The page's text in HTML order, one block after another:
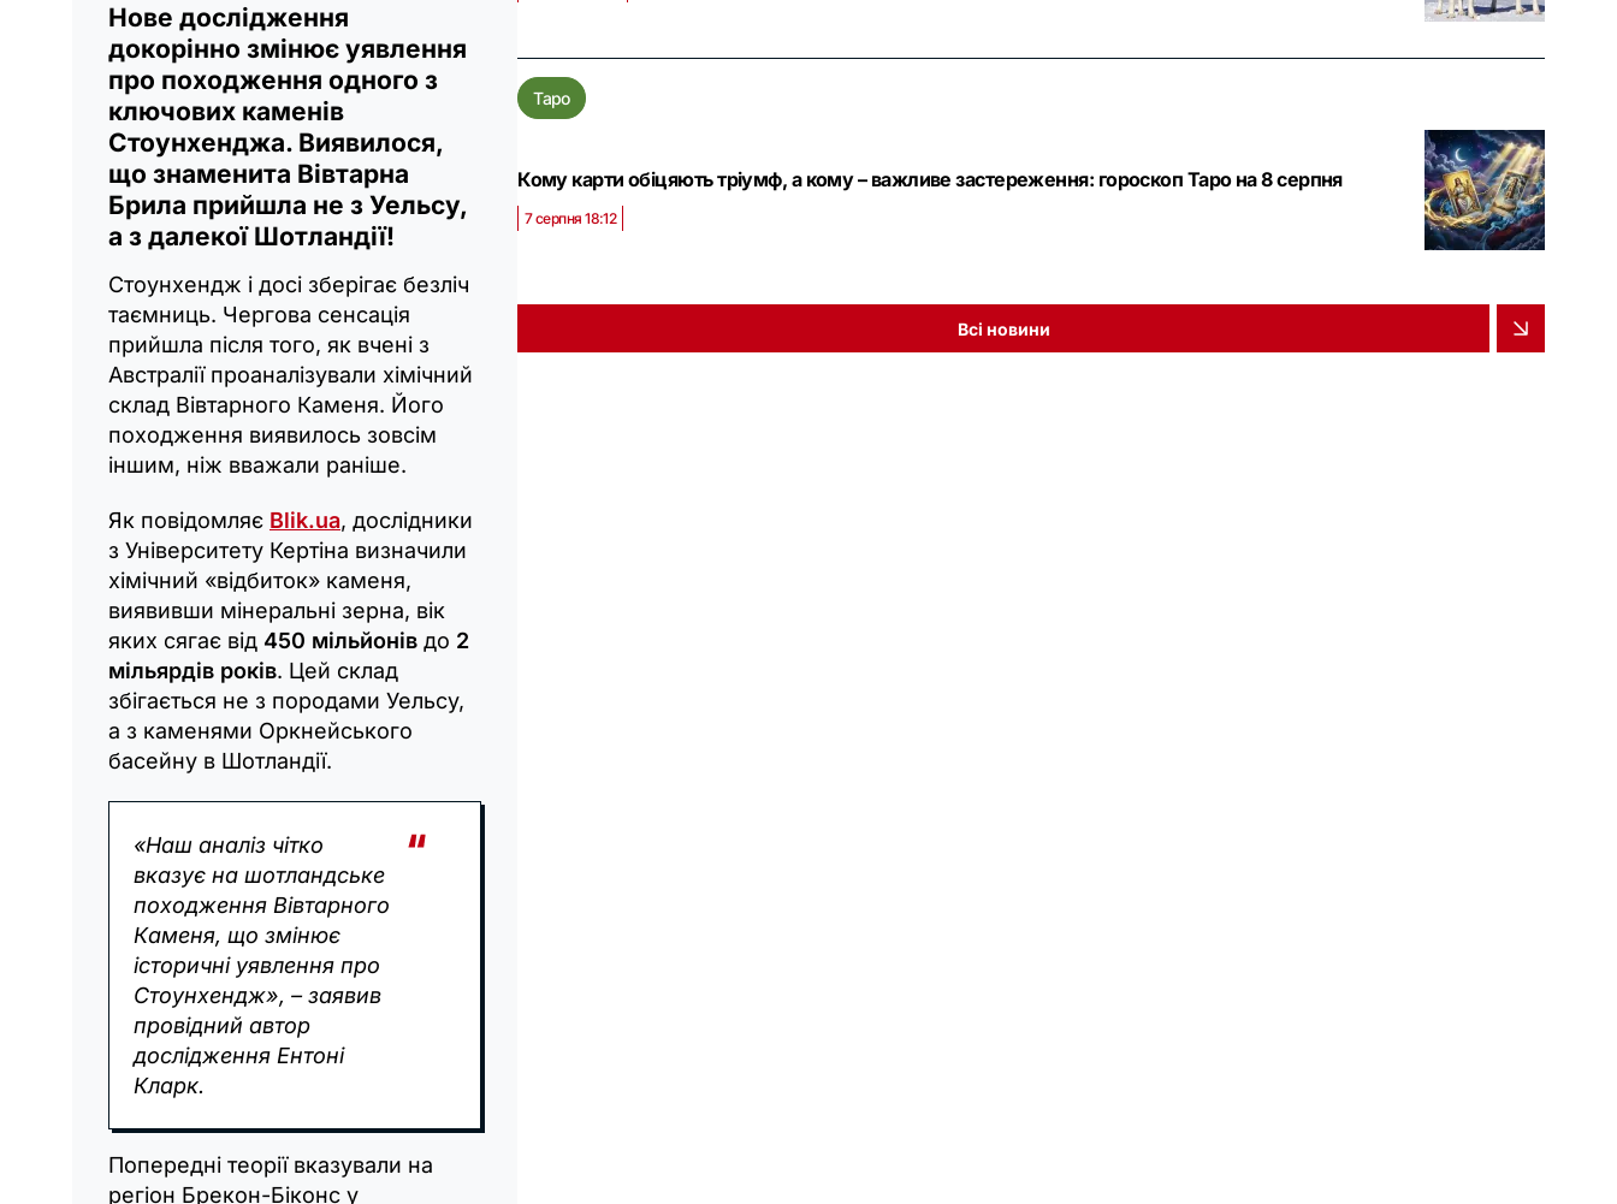
Нове дослідження
докорінно змінює уявлення
про походження одного з
ключових каменів
Стоунхенджа. Виявилося,
що знаменита Вівтарна
Брила прийшла не з Уельсу,
а з далекої Шотландії!
Стоунхендж і досі зберігає безліч
таємниць. Чергова сенсація
прийшла після того, як вчені з
Австралії проаналізували хімічний
склад Вівтарного Каменя. Його
походження виявилось зовсім
іншим, ніж вважали раніше.
Як повідомляє Blik.ua, дослідники
з Університету Кертіна визначили
хімічний «відбиток» каменя,
виявивши мінеральні зерна, вік
яких сягає від 450 мільйонів до 2
мільярдів років. Цей склад
збігається не з породами Уельсу,
а з каменями Оркнейського
басейну в Шотландії.
«Наш аналіз чітко
вказує на шотландське
походження Вівтарного
Каменя, що змінює
історичні уявлення про
Стоунхендж», – заявив
провідний автор
дослідження Ентоні
Кларк.
Попередні теорії вказували на
регіон Брекон-Біконс у
Таро
Кому карти обіцяють тріумф, а кому – важливе застереження: гороскоп Таро на 8 серпня
7 серпня 18:12
Всі новини